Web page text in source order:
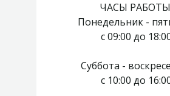
ЧАСЫ
Понедельник -
с 09:00 до
Суббота -
с 10:00 до